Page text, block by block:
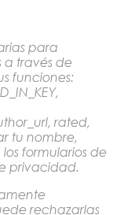
para
a través de
funciones:
rated,
tu nombre,
formularios de
privacidad.
rechazarlas